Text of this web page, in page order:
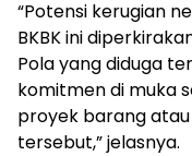
“Potensi kerugian
BKBK ini
Pola yang diduga
komitmen di muka
proyek barang
tersebut,” jelasnya.